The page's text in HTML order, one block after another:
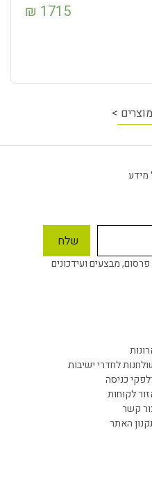
1715
₪
>
מידע
מבצעים ועידכונים
לחדרי ישיבות
כניסה
לקוחות
קשר
האתר